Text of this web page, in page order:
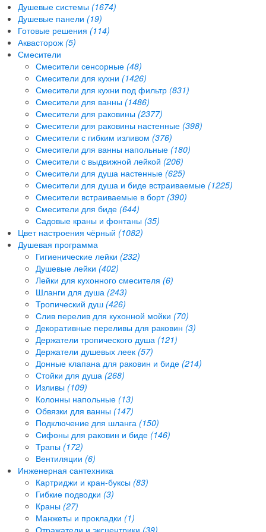
Душевые системы (1674)
Душевые панели (19)
Готовые решения (114)
Аквасторож (5)
Смесители
Смесители сенсорные (48)
Смесители для кухни (1426)
Смесители для кухни под фильтр (831)
Смесители для ванны (1486)
Смесители для раковины (2377)
Смесители для раковины настенные (398)
Смесители с гибким изливом (376)
Смесители для ванны напольные (180)
Смесители с выдвижной лейкой (206)
Смесители для душа настенные (625)
Смесители для душа и биде встраиваемые (1225)
Смесители встраиваемые в борт (390)
Смесители для биде (644)
Садовые краны и фонтаны (35)
Цвет настроения чёрный (1082)
Душевая программа
Гигиенические лейки (232)
Душевые лейки (402)
Лейки для кухонного смесителя (6)
Шланги для душа (243)
Тропический душ (426)
Слив перелив для кухонной мойки (70)
Декоративные переливы для раковин (3)
Держатели тропического душа (121)
Держатели душевых леек (57)
Донные клапана для раковин и биде (214)
Стойки для душа (268)
Изливы (109)
Колонны напольные (13)
Обвязки для ванны (147)
Подключение для шланга (150)
Сифоны для раковин и биде (146)
Трапы (172)
Вентиляции (6)
Инженерная сантехника
Картриджи и кран-буксы (83)
Гибкие подводки (3)
Краны (27)
Манжеты и прокладки (1)